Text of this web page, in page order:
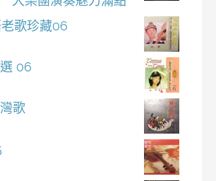
歌珍藏06
06
歌